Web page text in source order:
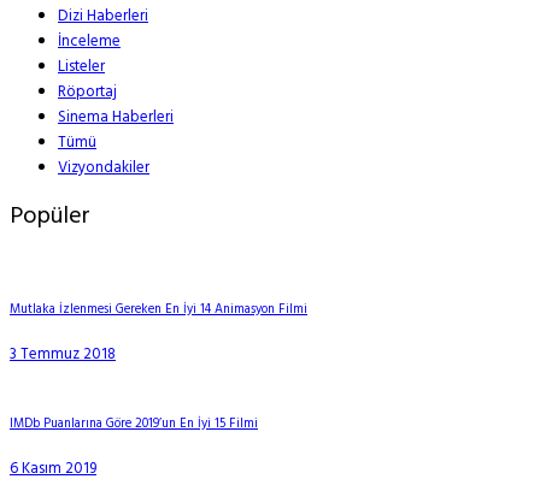
Dizi Haberleri
İnceleme
Listeler
Röportaj
Sinema Haberleri
Tümü
Vizyondakiler
Popüler
Mutlaka İzlenmesi Gereken En İyi 14 Animasyon Filmi
3 Temmuz 2018
IMDb Puanlarına Göre 2019’un En İyi 15 Filmi
6 Kasım 2019